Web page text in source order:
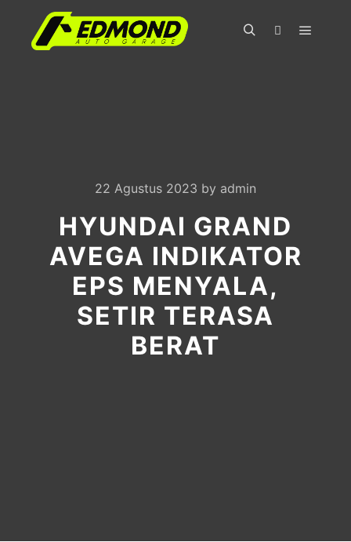
22 Agustus 2023 by admin
HYUNDAI GRAND
AVEGA INDIKATOR
EPS MENYALA,
SETIR TERASA
BERAT